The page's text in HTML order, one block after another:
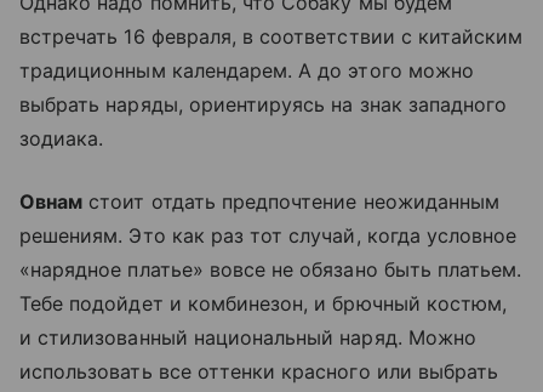
встречать 16 февраля, в соответствии с китайским
традиционным календарем. А до этого можно
выбрать наряды, ориентируясь на знак западного
зодиака.
Овнам стоит отдать предпочтение неожиданным
решениям. Это как раз тот случай, когда условное
«нарядное платье» вовсе не обязано быть платьем.
Тебе подойдет и комбинезон, и брючный костюм,
и стилизованный национальный наряд. Можно
использовать все оттенки красного или выбрать